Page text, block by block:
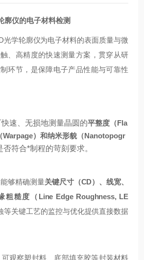
廓仪的电子材料检测
光学轮廓仪为电子材料的表面质量与微
、高精度的快速测量方案，贯穿从研
环节，是保障电子产品性能与可靠性
快速、无损地测量晶圆的平整度（Fla
Warpage）和纳米形貌（Nanotopogr
否符合*制程的苛刻要求。
能够精确测量关键尺寸（CD）、线宽、
粗糙度（Line Edge Roughness, LE
等关键工艺的监控与优化提供直接数据
可观察塑封料、底部填充胶等封装材料